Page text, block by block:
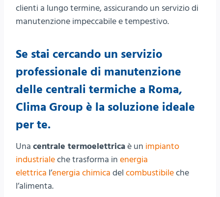
clienti a lungo termine, assicurando un servizio di
manutenzione impeccabile e tempestivo.
Se stai cercando un servizio
professionale di manutenzione
delle centrali termiche a Roma,
Clima Group è la soluzione ideale
per te.
Una centrale termoelettricaè un impianto
industrialeche trasforma in energia
elettrica l’energia chimica del combustibileche
l’alimenta.